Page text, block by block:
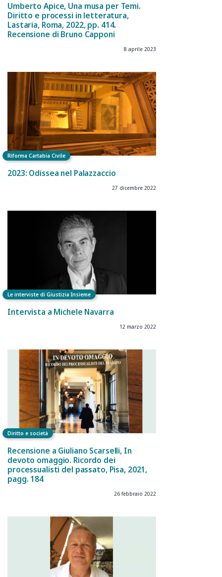
Umberto Apice, Una musa per Temi.
Diritto e processi in letteratura,
Lastaria, Roma, 2022, pp. 414.
Recensione di Bruno Capponi
8 aprile 2023
Riforma Cartabia Civile
2023: Odissea nel Palazzaccio
27 dicembre 2022
Le interviste di Giustizia Insieme
Intervista a Michele Navarra
12 marzo 2022
Diritto e società
Recensione a Giuliano Scarselli, In
devoto omaggio. Ricordo dei
processualisti del passato, Pisa, 2021,
pagg. 184
26 febbraio 2022